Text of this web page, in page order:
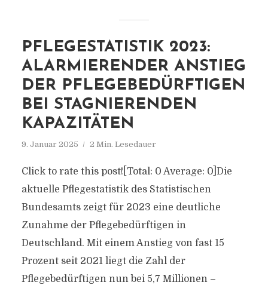
PFLEGESTATISTIK 2023:
ALARMIERENDER ANSTIEG
DER PFLEGEBEDÜRFTIGEN
BEI STAGNIERENDEN
KAPAZITÄTEN
9. Januar 2025 2 Min. Lesedauer
Click to rate this post![Total: 0 Average: 0]Die
aktuelle Pflegestatistik des Statistischen
Bundesamts zeigt für 2023 eine deutliche
Zunahme der Pflegebedürftigen in
Deutschland. Mit einem Anstieg von fast 15
Prozent seit 2021 liegt die Zahl der
Pflegebedürftigen nun bei 5,7 Millionen –